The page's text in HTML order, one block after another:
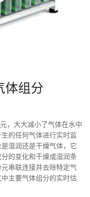
体组分
，大大减小了气体在水中
的任何气体进行实时监
湿润还是干燥气体，它
的变化和干燥或湿润条
串联连接并去除特定气
主要气体组分的实时估